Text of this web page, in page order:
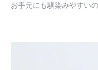
お手元にも馴染みやすい